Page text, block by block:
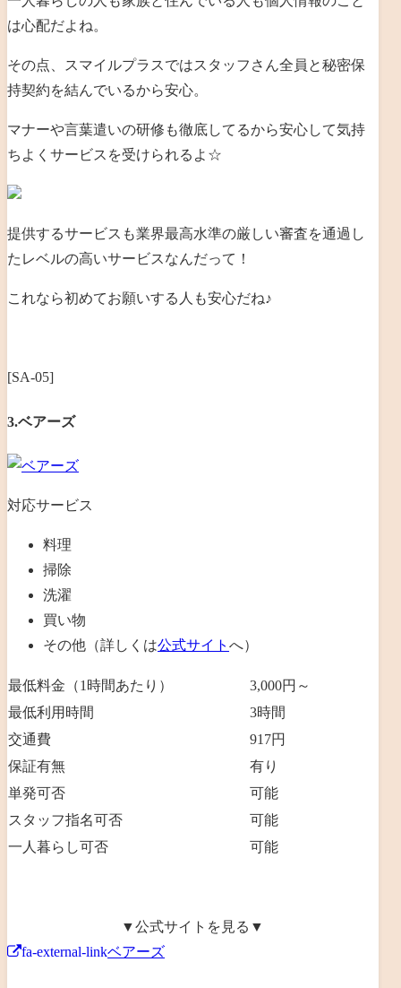
は心配だよね。
その点、スマイルプラスではスタッフさん全員と秘密保
持契約を結んでいるから安心。
マナーや言葉遣いの研修も徹底してるから安心して気持
ちよくサービスを受けられるよ☆
提供するサービスも業界最高水準の厳しい審査を通過し
たレベルの高いサービスなんだって！
これなら初めてお願いする人も安心だね♪
[SA-05]
3.ベアーズ
対応サービス
料理
掃除
洗濯
買い物
その他（詳しくは公式サイト へ）
最低料金（1時間あたり）
3,000円～
最低利用時間
3時間
交通費
917円
保証有無
有り
単発可否
可能
スタッフ指名可否
可能
一人暮らし可否
可能
▼公式サイトを見る▼
fa-external-linkベアーズ